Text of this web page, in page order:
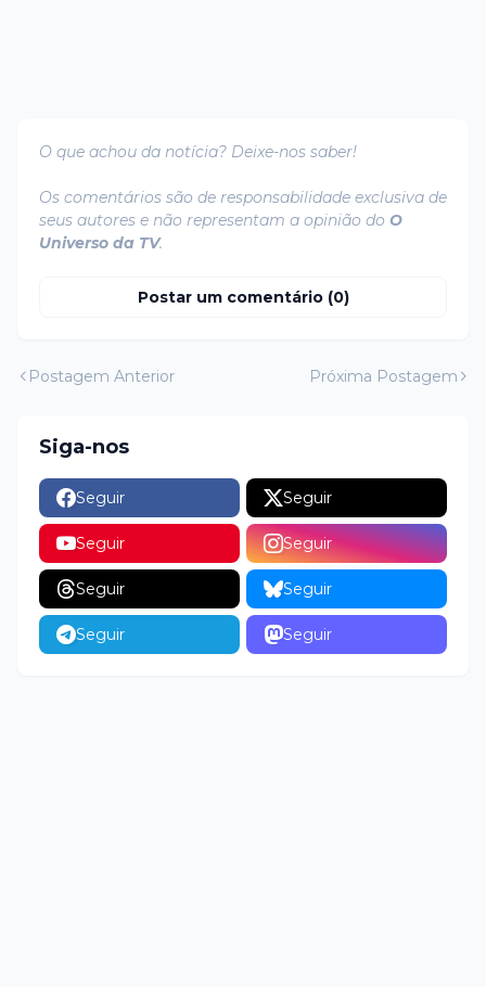
O que achou da notícia? Deixe-nos saber!
Os comentários são de responsabilidade exclusiva de
seus autores e não representam a opinião do O
Universo da TV.
Postar um comentário (0)
Postagem Anterior Próxima Postagem
Siga-nos
Seguir Seguir
Seguir Seguir
Seguir Seguir
Seguir Seguir